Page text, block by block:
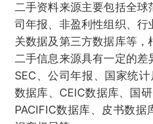
二手资料来源主要包括全球
司年报、非盈利性组织、行
关数据及第三方数据库等，
二手信息来源具有一定的差
SEC、公司年报、国家统
数据库、CEIC数据库、国
PACIFIC数据库、皮书数据